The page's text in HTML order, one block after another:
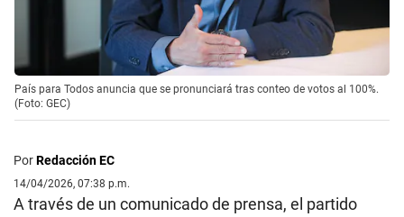
País para Todos anuncia que se pronunciará tras conteo de votos al 100%.
(Foto: GEC)
PorRedacción EC
14/04/2026, 07:38 p.m.
A través de un comunicado de prensa, el partido